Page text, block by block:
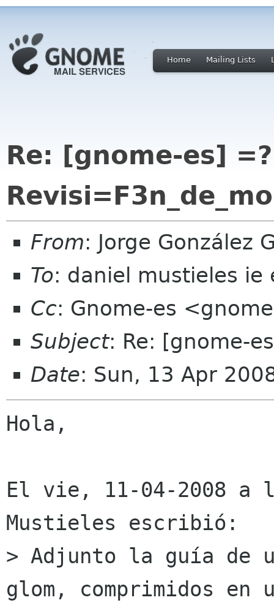
Home Mailing Lists
Re: [gnome-es]
From: Jorge González
To: daniel mustieles ie
Cc: Gnome-es
Subject: Re: [gnome-
Date: Sun, 13 Apr
Hola,
El vie, 11-04-2008 a
Mustieles escribió:
> Adjunto la guía de
glom, comprimidos en